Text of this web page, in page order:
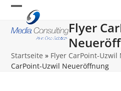
Skip
content
Open
mobile
menu
Close
mobile
menu
Flyer
Startseite » Flyer CarPoint-
CarPoint-Uzwil Neueröffnung